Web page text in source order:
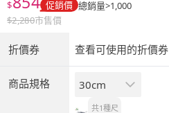
$ 促銷價 總銷量>1,000
$2,280市售價
折價券 查看可使用的折價券
商品規格 30cm
共1種尺